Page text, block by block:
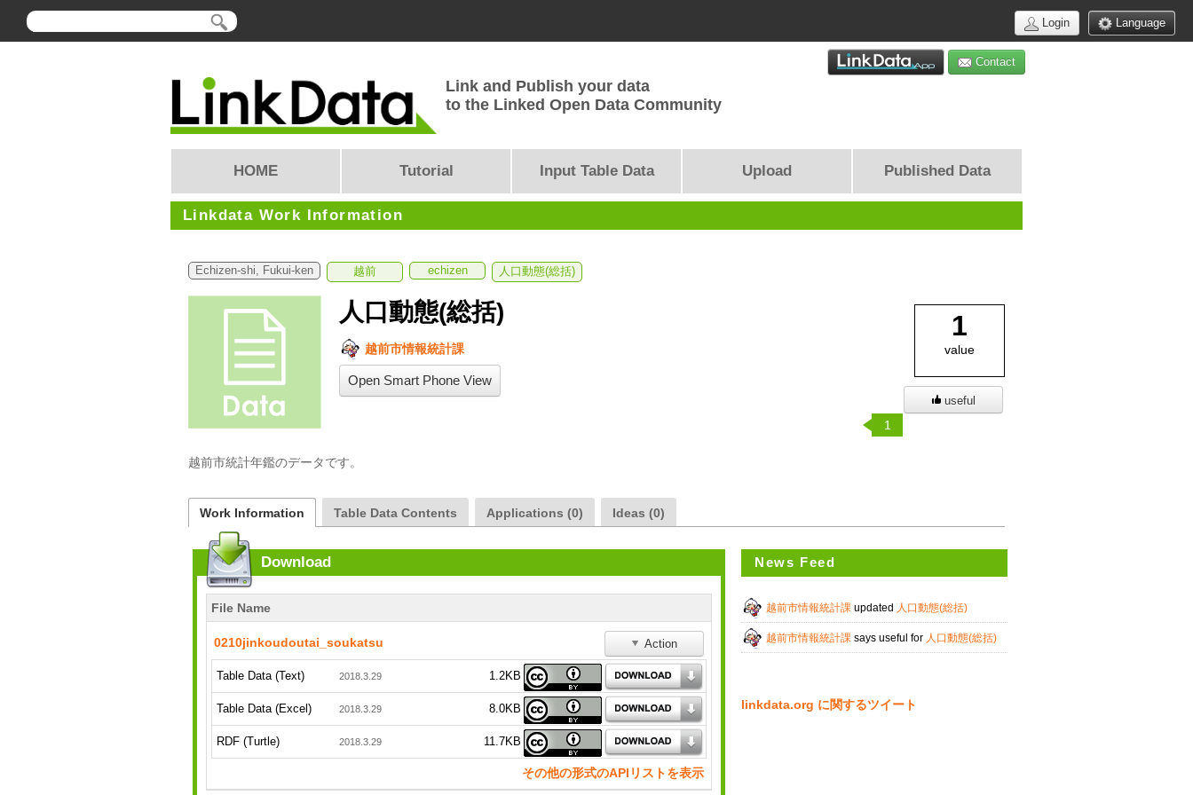
Language
Login
Contact
Link and Publish your data
to the Linked Open Data Community
HOME Tutorial Input Table Data Upload Published Data
Linkdata Work Information
Echizen-shi, Fukui-ken 越前 echizen 人口動態(総括)
人口動態(総括)
越前市情報統計課
Open Smart Phone View
越前市統計年鑑のデータです。
1
value
useful
1
Work Information Table Data Contents Applications (0) Ideas (0)
Download
File Name
0210jinkoudoutai_soukatsu Action
Table Data (Text) 2018.3.29 1.2KB
Table Data (Excel) 2018.3.29 8.0KB
RDF (Turtle) 2018.3.29 11.7KB
その他の形式のAPIリストを表示
News Feed
越前市情報統計課 updated 人口動態(総括)
越前市情報統計課 says useful for 人口動態(総括)
linkdata.org に関するツイート